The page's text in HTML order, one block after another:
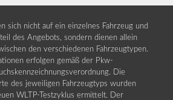
sich nicht auf ein einzelnes Fahrzeug und
des Angebots, sondern dienen allein
den verschiedenen Fahrzeugtypen.
erfolgen gemäß der Pkw-
Die
des jeweiligen Fahrzeugtyps wurden
WLTP-Testzyklus ermittelt. Der